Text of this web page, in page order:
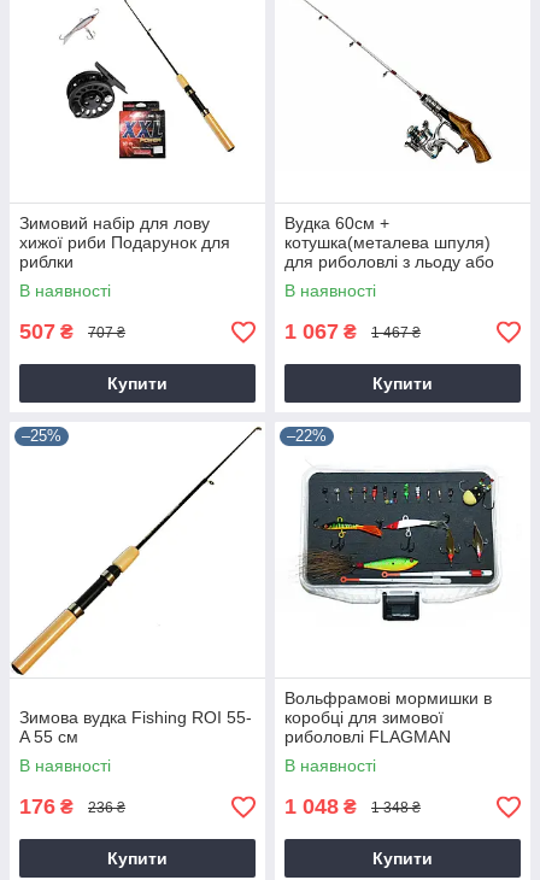
Зимовий набір для лову
хижої риби Подарунок для
риблки
В наявності
507 ₴ 707 ₴
Купити
Вудка 60см +
котушка(металева шпуля)
для риболовлі з льоду або
човна.
В наявності
1 067 ₴ 1 467 ₴
Купити
–25%
Зимова вудка Fishing ROI 55-
A 55 см
В наявності
176 ₴ 236 ₴
Купити
–22%
Вольфрамові мормишки в
коробці для зимової
риболовлі FLAGMAN
В наявності
1 048 ₴ 1 348 ₴
Купити